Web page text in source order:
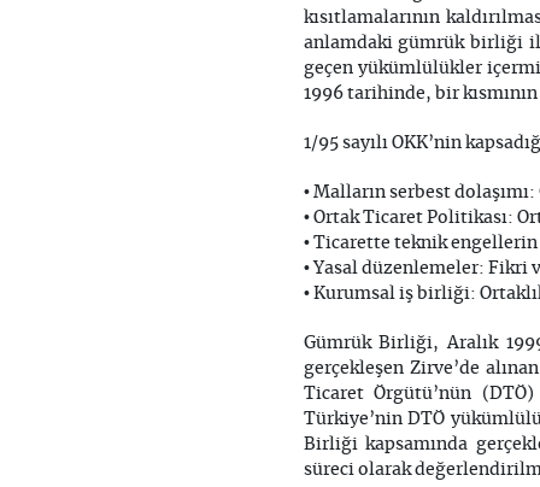
kısıtlamalarının
anlamdaki gümrük birliği
geçen yükümlülükler
1996 tarihinde, bir
1/95 sayılı OKK’nin
• Malların serbest
• Ortak Ticaret Politikası:
• Ticarette teknik
• Yasal düzenlemeler: Fikri
• Kurumsal iş birliği:
Gümrük Birliği, Aralık
gerçekleşen Zirve’de
Ticaret Örgütü’nün
Türkiye’nin DTÖ
Birliği kapsamında
süreci olarak